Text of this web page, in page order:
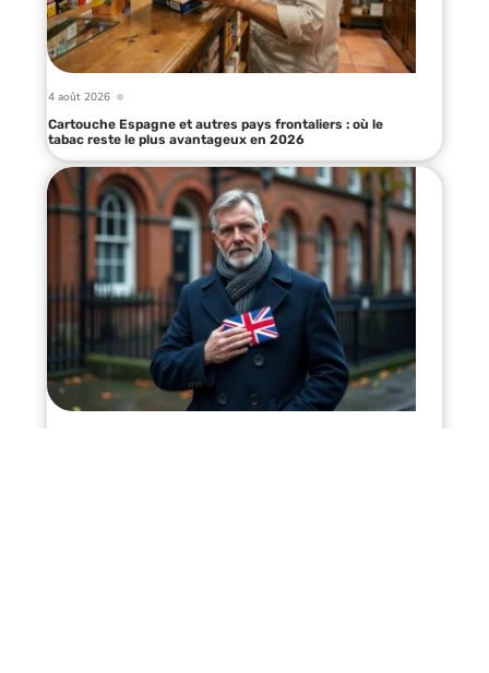
4 août 2026
Cartouche Espagne et autres pays frontaliers : où le
tabac reste le plus avantageux en 2026